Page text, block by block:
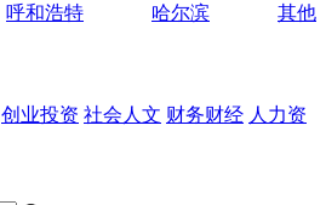
呼和浩特 哈尔滨
其他
创业投资 社会人文 财务财经 人力资